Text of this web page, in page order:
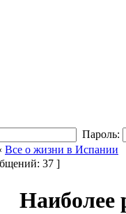
Пароль:
‹ Все о жизни в Испании
37 ]
Наиболее